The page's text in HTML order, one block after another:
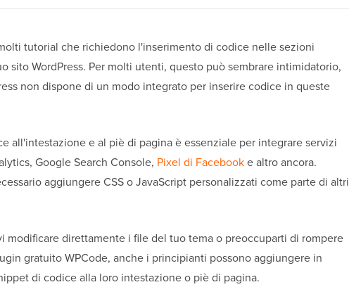
tutorial che richiedono l'inserimento di codice nelle sezioni
sito WordPress. Per molti utenti, questo può sembrare intimidatorio,
non dispone di un modo integrato per inserire codice in queste
all'intestazione e al piè di pagina è essenziale per integrare servizi
Google Search Console, Pixel di Facebooke altro ancora.
aggiungere CSS o JavaScript personalizzati come parte di altri
modificare direttamente i file del tuo tema o preoccuparti di rompere
gratuito WPCode, anche i principianti possono aggiungere in
di codice alla loro intestazione o piè di pagina.